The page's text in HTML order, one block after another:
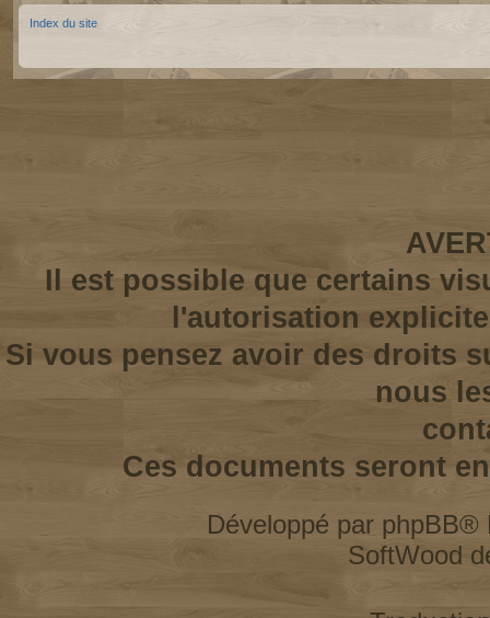
Index du site
Il est possible que certains
l'autorisation
Si vous pensez avoir des droits
nous
Ces documents seront
Développé par phpBB®
SoftWood